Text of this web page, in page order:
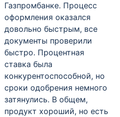
Газпромбанке. Процесс
оформления оказался
довольно быстрым, все
документы проверили
быстро. Процентная
ставка была
конкурентоспособной, но
сроки одобрения немного
затянулись. В общем,
продукт хороший, но есть